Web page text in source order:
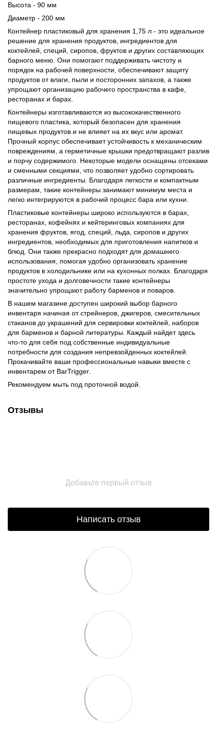
Высота - 90 мм
Диаметр - 200 мм
Контейнер пластиковый для хранения 1,75 л - это идеальное
решение для хранения продуктов, ингредиентов для
коктейлей, специй, сиропов, фруктов и других составляющих
барного меню. Они помогают поддерживать чистоту и
порядок на рабочей поверхности, обеспечивают защиту
продуктов от влаги, пыли и посторонних запахов, а также
упрощают организацию рабочего пространства в кафе,
ресторанах и барах.
Контейнеры изготавливаются из высококачественного
пищевого пластика, который безопасен для хранения
пищевых продуктов и не влияет на их вкус или аромат.
Прочный корпус обеспечивает устойчивость к механическим
повреждениям, а герметичные крышки предотвращают разлив
и порчу содержимого. Некоторые модели оснащены отсеками
и сменными секциями, что позволяет удобно сортировать
различные ингредиенты. Благодаря легкости и компактным
размерам, такие контейнеры занимают минимум места и
легко интегрируются в рабочий процесс бара или кухни.
Пластиковые контейнеры широко используются в барах,
ресторанах, кофейнях и кейтеринговых компаниях для
хранения фруктов, ягод, специй, льда, сиропов и других
ингредиентов, необходимых для приготовления напитков и
блюд. Они также прекрасно подходят для домашнего
использования, помогая удобно организовать хранение
продуктов в холодильнике или на кухонных полках. Благодаря
простоте ухода и долговечности такие контейнеры
значительно упрощают работу барменов и поваров.
В нашем магазине доступен широкий выбор барного
инвентаря начиная от стрейнеров, джигеров, смесительных
стаканов до украшений для сервировки коктейлей, наборов
для барменов и барной литературы. Каждый найдет здесь
что-то для себя под собственные индивидуальные
потребности для создания непревзойденных коктейлей.
Прокачивайте ваши профессиональные навыки вместе с
инвентарем от BarTrigger.
Рекомендуем мыть под проточной водой.
Отзывы
Добавьте первый отзыв
Написать отзыв